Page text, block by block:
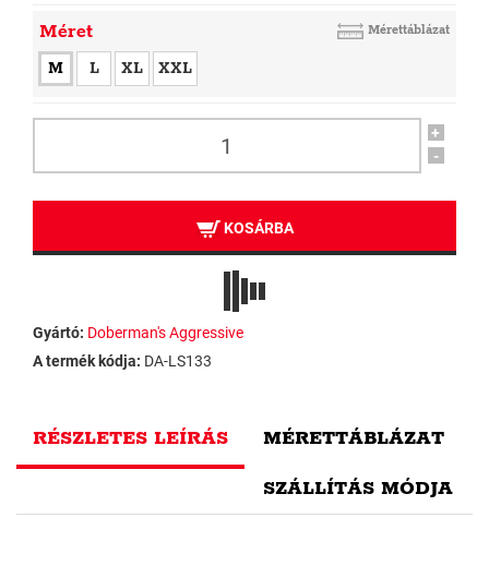
Méret Mérettáblázat
M L XL XXL
+
-
KOSÁRBA
Gyártó: Doberman's Aggressive
A termék kódja: DA-LS133
RÉSZLETES LEÍRÁS MÉRETTÁBLÁZAT
SZÁLLÍTÁS MÓDJA